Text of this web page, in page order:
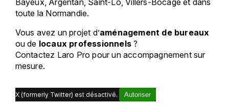
toute la Normandie.
Vous avez un projet d’aménagement de bureaux
ou de locaux professionnels ?
Contactez Laro Pro pour un accompagnement sur
mesure.
X (formerly Twitter) est désactivé. Autoriser